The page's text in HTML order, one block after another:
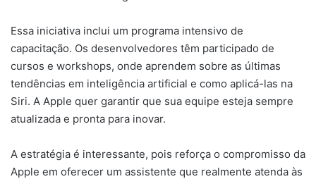
Essa iniciativa inclui um programa intensivo de
capacitação. Os desenvolvedores têm participado de
cursos e workshops, onde aprendem sobre as últimas
tendências em inteligência artificial e como aplicá-las na
Siri. A Apple quer garantir que sua equipe esteja sempre
atualizada e pronta para inovar.
A estratégia é interessante, pois reforça o compromisso da
Apple em oferecer um assistente que realmente atenda às